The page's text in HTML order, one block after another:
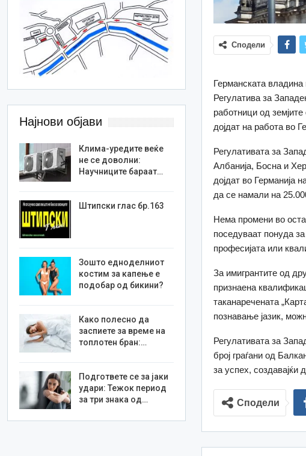
Сподели
Германската владина
Регулатива за
работници од
дојдат на работа во
Регулативата за
Албанија, Босна и
дојдат во Германија
да се намали на
Нема промени во
поседуваат понуда
професијата или
За имигрантите од
признаена
таканаречената
познавање јазик,
Регулативата за
број граѓани од
за успех, создавајќи
Сподели
Најнови објави
Клима-уредите веќе
не се доволни:
Научниците бараат…
Штипски глас бр.163
Зошто едноделниот
костим за капење е
подобар од бикини?
Како полесно да
заспиете за време на
топлотен бран:…
Подгответе се за јаки
удари: Тежок период
за три знака од…